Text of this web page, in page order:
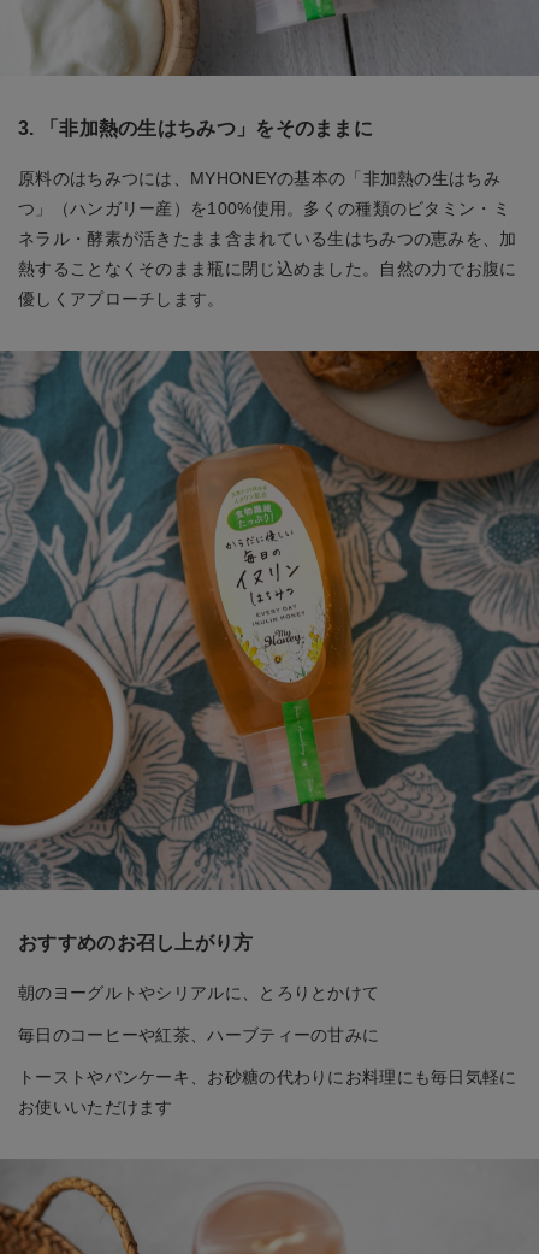
3. 「非加熱の生はちみつ」をそのままに
原料のはちみつには、MYHONEYの基本の「非加熱の生はちみ
つ」（ハンガリー産）を100%使用。多くの種類のビタミン・ミ
ネラル・酵素が活きたまま含まれている生はちみつの恵みを、加
熱することなくそのまま瓶に閉じ込めました。自然の力でお腹に
優しくアプローチします。
おすすめのお召し上がり方
朝のヨーグルトやシリアルに、とろりとかけて
毎日のコーヒーや紅茶、ハーブティーの甘みに
トーストやパンケーキ、お砂糖の代わりにお料理にも毎日気軽に
お使いいただけます